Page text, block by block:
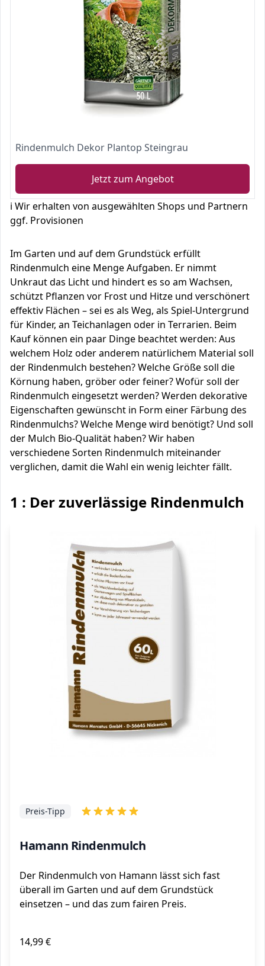
Rindenmulch Dekor Plantop Steingrau
Jetzt zum Angebot
ℹ️ Wir erhalten von ausgewählten Shops und Partnern
ggf. Provisionen
Im Garten und auf dem Grundstück erfüllt
Rindenmulch eine Menge Aufgaben. Er nimmt
Unkraut das Licht und hindert es so am Wachsen,
schützt Pflanzen vor Frost und Hitze und verschönert
effektiv Flächen – sei es als Weg, als Spiel-Untergrund
für Kinder, an Teichanlagen oder in Terrarien. Beim
Kauf können ein paar Dinge beachtet werden: Aus
welchem Holz oder anderem natürlichem Material soll
der Rindenmulch bestehen? Welche Größe soll die
Körnung haben, gröber oder feiner? Wofür soll der
Rindenmulch eingesetzt werden? Werden dekorative
Eigenschaften gewünscht in Form einer Färbung des
Rindenmulchs? Welche Menge wird benötigt? Und soll
der Mulch Bio-Qualität haben? Wir haben
verschiedene Sorten Rindenmulch miteinander
verglichen, damit die Wahl ein wenig leichter fällt.
1 : Der zuverlässige Rindenmulch
Hamann Rindenmulch
Preis-Tipp
Der Rindenmulch von Hamann lässt sich fast
überall im Garten und auf dem Grundstück
einsetzen – und das zum fairen Preis.
14,99 €